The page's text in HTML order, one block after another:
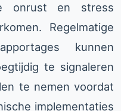
onrust en stress
Regelmatige
kunnen
te signaleren
te nemen voordat
implementaties